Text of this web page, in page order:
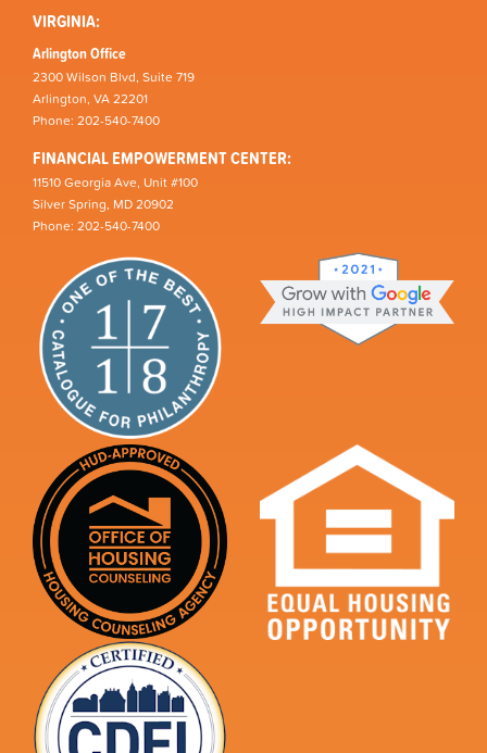
VIRGINIA:
Arlington Office
2300 Wilson Blvd, Suite 719
Arlington, VA 22201
Phone: 202-540-7400
FINANCIAL EMPOWERMENT CENTER:
11510 Georgia Ave, Unit #100
Silver Spring, MD 20902
Phone: 202-540-7400